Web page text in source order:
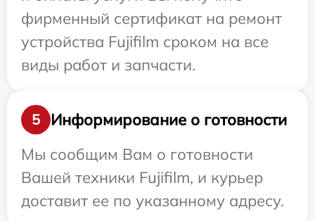
фирменный сертификат на ремонт
устройства Fujifilm сроком на все
виды работ и запчасти.
5
Информирование о готовности
Мы сообщим Вам о готовности
Вашей техники Fujifilm, и курьер
доставит ее по указанному адресу.